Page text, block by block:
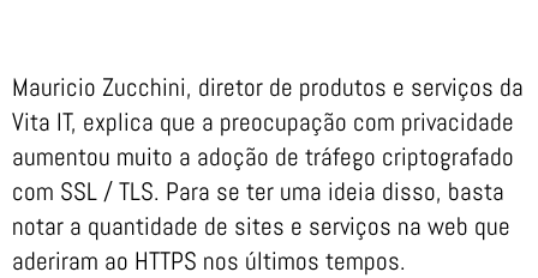
Mauricio Zucchini, diretor de produtos e serviços da
Vita IT, explica que a preocupação com privacidade
aumentou muito a adoção de tráfego criptografado
com SSL / TLS. Para se ter uma ideia disso, basta
notar a quantidade de sites e serviços na web que
aderiram ao HTTPS nos últimos tempos.